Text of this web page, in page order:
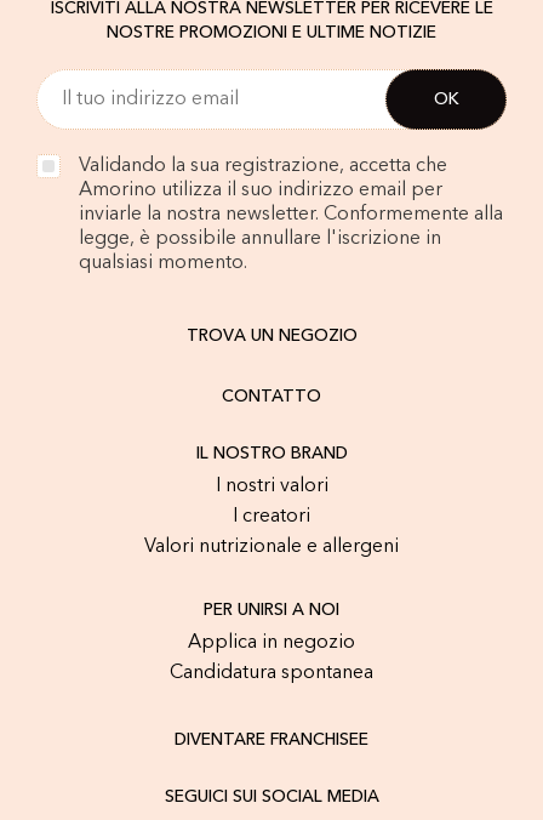
ISCRIVITI ALLA NOSTRA NEWSLETTER PER RICEVERE LE
NOSTRE PROMOZIONI E ULTIME NOTIZIE
Validando la sua registrazione, accetta che
Amorino utilizza il suo indirizzo email per
inviarle la nostra newsletter. Conformemente alla
legge, è possibile annullare l'iscrizione in
qualsiasi momento.
TROVA UN NEGOZIO
CONTATTO
IL NOSTRO BRAND
I nostri valori
I creatori
Valori nutrizionale e allergeni
PER UNIRSI A NOI
Applica in negozio
Candidatura spontanea
DIVENTARE FRANCHISEE
SEGUICI SUI SOCIAL MEDIA